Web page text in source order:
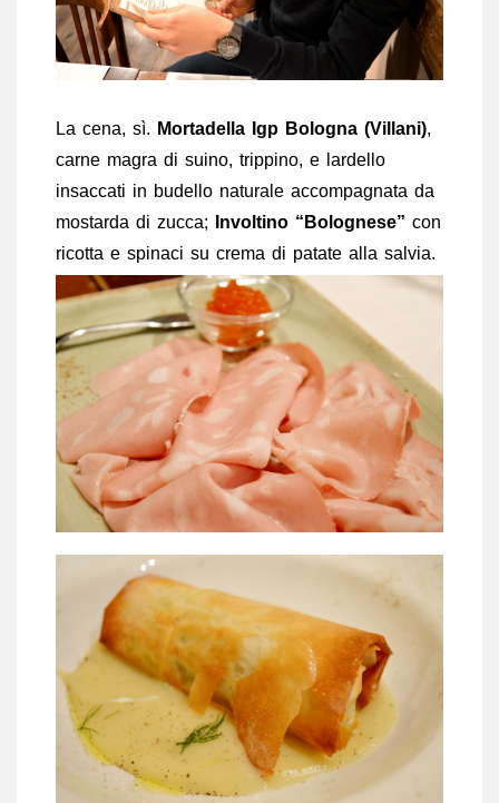
La cena, sì. Mortadella Igp Bologna (Villani),
carne magra di suino, trippino, e lardello
insaccati in budello naturale accompagnata da
mostarda di zucca;
Involtino “Bolognese” con
ricotta e spinaci su crema di patate alla salvia.